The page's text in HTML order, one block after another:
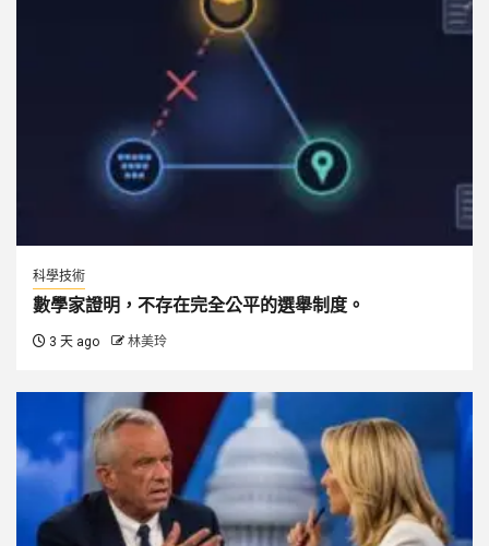
科學技術
數學家證明，不存在完全公平的選舉制度。
3 天 ago 林美玲